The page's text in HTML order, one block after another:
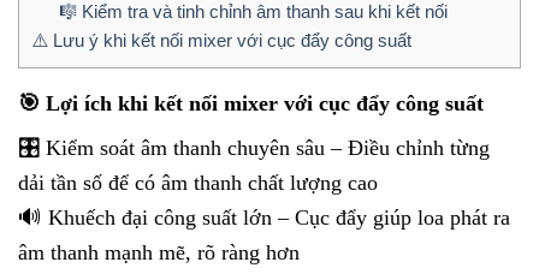
🎼 Kiểm tra và tinh chỉnh âm thanh sau khi kết nối
⚠️ Lưu ý khi kết nối mixer với cục đẩy công suất
🎯 Lợi ích khi kết nối mixer với cục đẩy công suất
🎛️ Kiểm soát âm thanh chuyên sâu – Điều chỉnh từng
dải tần số để có âm thanh chất lượng cao
🔊 Khuếch đại công suất lớn – Cục đẩy giúp loa phát ra
âm thanh mạnh mẽ, rõ ràng hơn